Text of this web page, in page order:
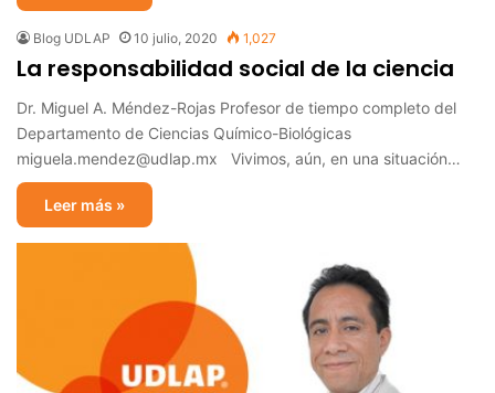
Blog UDLAP 10 julio, 2020 1,027
La responsabilidad social de la ciencia
Dr. Miguel A. Méndez-Rojas Profesor de tiempo completo del
Departamento de Ciencias Químico-Biológicas
miguela.mendez@udlap.mx Vivimos, aún, en una situación…
Leer más »